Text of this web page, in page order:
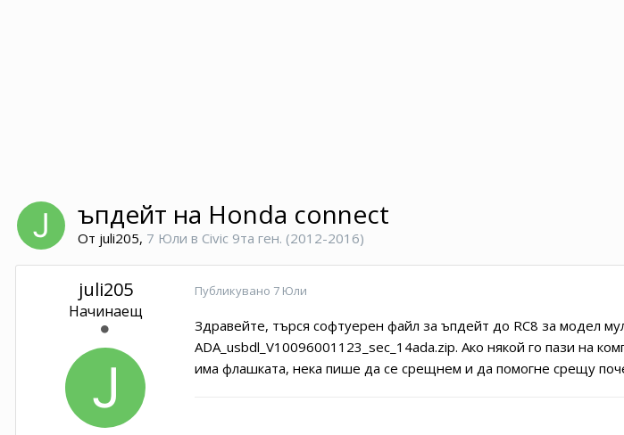
ъпдейт на Honda connect
От juli205, 7 Юли в Civic 9та ген. (2012-2016)
juli205
Начинаещ
Публикувано 7 Юли
Здравейте, търся софтуерен файл за ъпдейт до RC8 за модел
ADA_usbdl_V10096001123_sec_14ada.zip. Ако някой го пази на
има флашката, нека пише да се срещнем и да помогне срещу